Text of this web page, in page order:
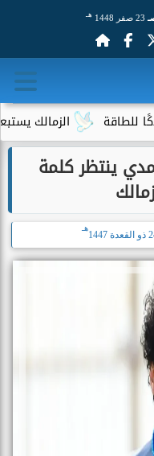
23 صفر 1448 هـ
الزمالك يستبعد 4 لاعبين شباب من حساباته في الموسم الجديد
ينتظر كلمة
1447
هـ